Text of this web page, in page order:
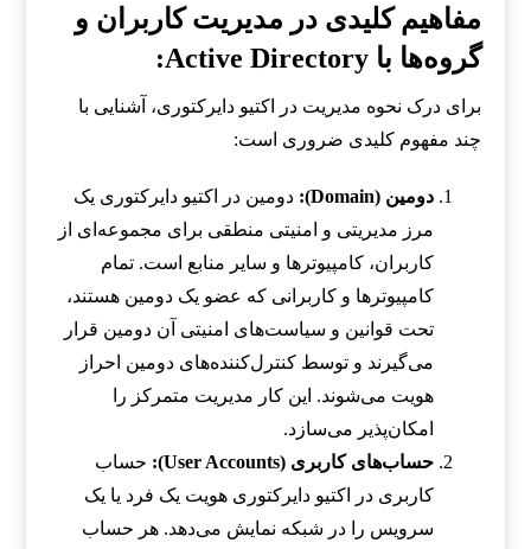
مفاهیم کلیدی در مدیریت کاربران و
گروه‌ها با Active Directory:
برای درک نحوه مدیریت در اکتیو دایرکتوری، آشنایی با
چند مفهوم کلیدی ضروری است:
دومین (Domain):
دومین در اکتیو دایرکتوری یک
مرز مدیریتی و امنیتی منطقی برای مجموعه‌ای از
کاربران، کامپیوترها و سایر منابع است. تمام
کامپیوترها و کاربرانی که عضو یک دومین هستند،
تحت قوانین و سیاست‌های امنیتی آن دومین قرار
می‌گیرند و توسط کنترل‌کننده‌های دومین احراز
هویت می‌شوند. این کار مدیریت متمرکز را
امکان‌پذیر می‌سازد.
حساب‌های کاربری (User Accounts):
حساب
کاربری در اکتیو دایرکتوری هویت یک فرد یا یک
سرویس را در شبکه نمایش می‌دهد. هر حساب